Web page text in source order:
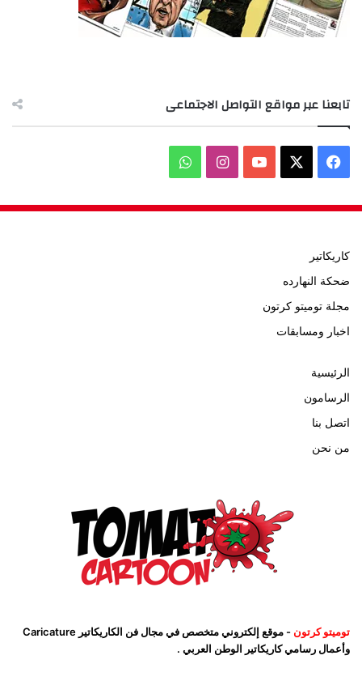
تابعنا عبر مواقع التواصل الاجتماعى
فيسبوك ‫YouTubeانستقرامواتساب
كاريكاتير
ضحكة النهارده
مجلة توميتو كرتون
اخبار ومسابقات
الرئيسية
الرسامون
اتصل بنا
من نحن
توميتو كرتون
- موقع إلكتروني متخصص في مجال فن الكاريكاتير Caricature
وأعمال رسامي كاريكاتير الوطن العربي .